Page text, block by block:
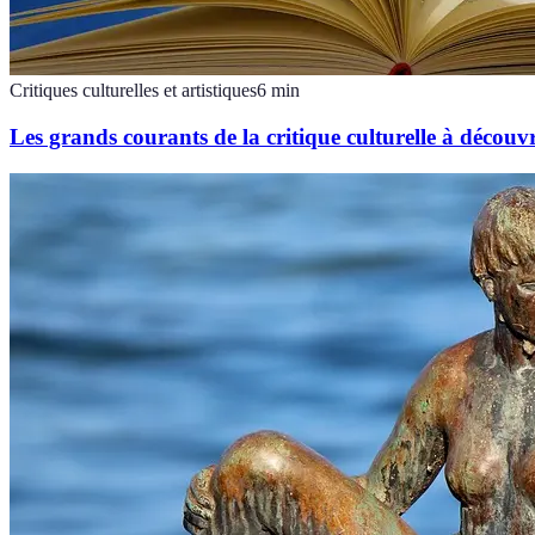
Critiques culturelles et artistiques6 min
Les grands courants de la critique culturelle à